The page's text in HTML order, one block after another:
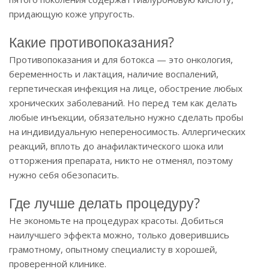
придающую коже упругость.
Какие противопоказания?
Противопоказания и для ботокса — это онкология,
беременность и лактация, наличие воспалений,
герпетическая инфекция на лице, обострение любых
хронических заболеваний. Но перед тем как делать
любые инъекции, обязательно нужно сделать пробы
на индивидуальную непереносимость. Аллергических
реакций, вплоть до анафилактического шока или
отторжения препарата, никто не отменял, поэтому
нужно себя обезопасить.
Где лучше делать процедуру?
Не экономьте на процедурах красоты. Добиться
наилучшего эффекта можно, только доверившись
грамотному, опытному специалисту в хорошей,
проверенной клинике.